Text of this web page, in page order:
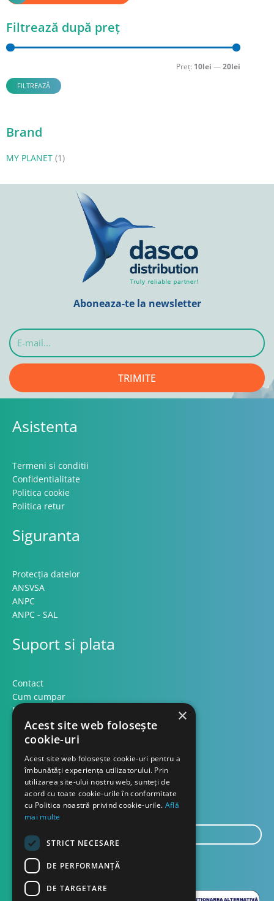
Filtrează după preț
minim
maxim
FILTREAZĂ
Preț: 10lei —20lei
Brand
MY PLANET (1)
Aboneaza-te la newsletter
E-
mail...
TRIMITE
Asistenta
Termeni si conditii
Confidentialitate
Politica cookie
Politica retur
Siguranta
Protecția datelor
ANSVSA
ANPC
ANPC - SAL
Suport si plata
Contact
Cum cumpar
Modalitati plata
Formular retur
Contact
Despre noi
Blog
mail...
TRIMITE
×
Acest site web folosește
cookie-uri
Acest site web folosește cookie-uri pentru a
îmbunătăți experiența utilizatorului. Prin
utilizarea site-ului nostru web, sunteți de
acord cu toate cookie-urile în conformitate
cu Politica noastră privind cookie-urile. Află
mai multe
STRICT NECESARE
DE PERFORMANȚĂ
DE TARGETARE